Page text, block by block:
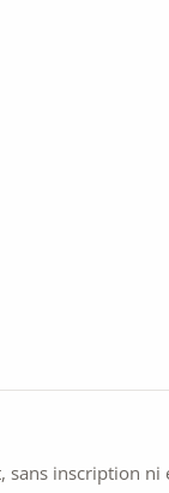
sans inscription